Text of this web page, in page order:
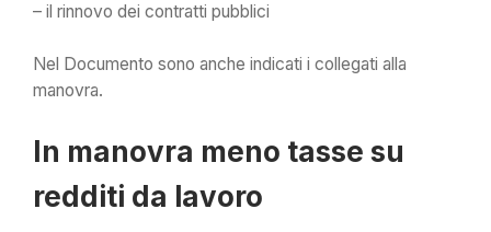
– il rinnovo dei contratti pubblici
Nel Documento sono anche indicati i collegati alla
manovra.
In manovra meno tasse su
redditi da lavoro